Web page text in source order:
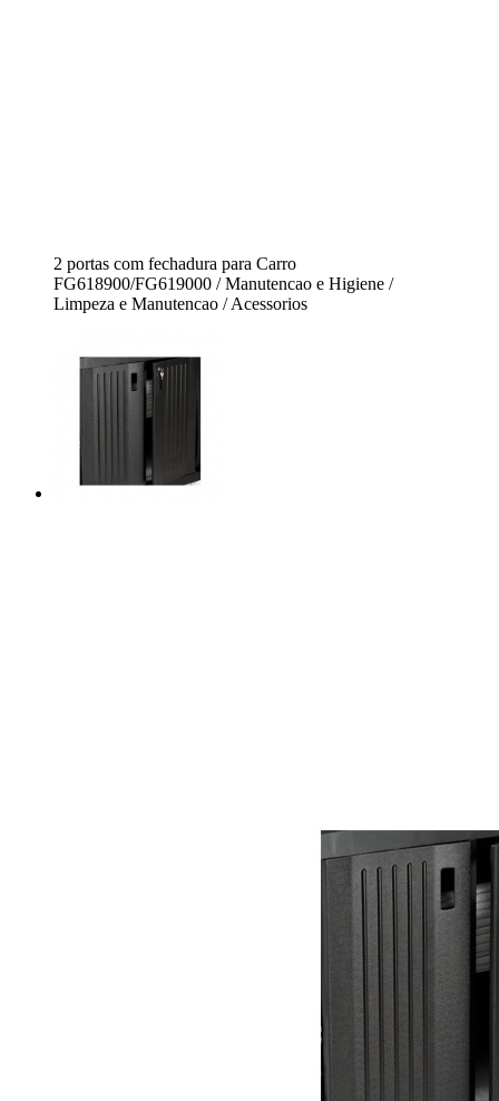
2 portas com fechadura para Carro
FG618900/FG619000 / Manutencao e Higiene /
Limpeza e Manutencao / Acessorios